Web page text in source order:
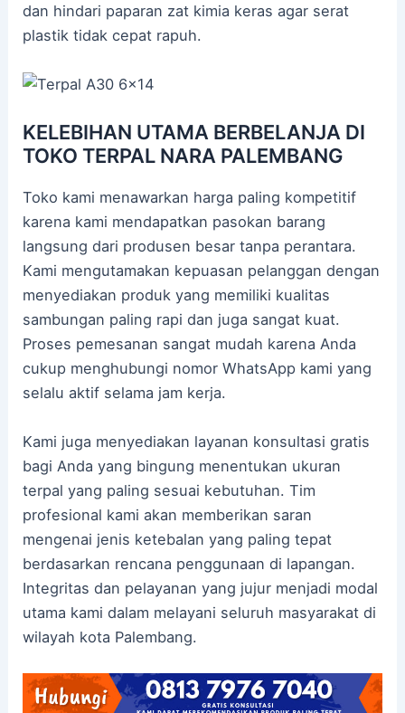
dan hindari paparan zat kimia keras agar serat
plastik tidak cepat rapuh.
KELEBIHAN UTAMA BERBELANJA DI
TOKO TERPAL NARA PALEMBANG
Toko kami menawarkan harga paling kompetitif
karena kami mendapatkan pasokan barang
langsung dari produsen besar tanpa perantara.
Kami mengutamakan kepuasan pelanggan dengan
menyediakan produk yang memiliki kualitas
sambungan paling rapi dan juga sangat kuat.
Proses pemesanan sangat mudah karena Anda
cukup menghubungi nomor WhatsApp kami yang
selalu aktif selama jam kerja.
Kami juga menyediakan layanan konsultasi gratis
bagi Anda yang bingung menentukan ukuran
terpal yang paling sesuai kebutuhan. Tim
profesional kami akan memberikan saran
mengenai jenis ketebalan yang paling tepat
berdasarkan rencana penggunaan di lapangan.
Integritas dan pelayanan yang jujur menjadi modal
utama kami dalam melayani seluruh masyarakat di
wilayah kota Palembang.